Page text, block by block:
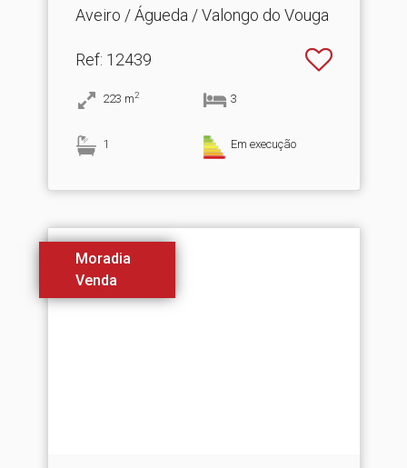
Aveiro / Águeda / Valongo do Vouga
Ref: 12439
223 m2 3
1 Em execução
Moradia
Venda